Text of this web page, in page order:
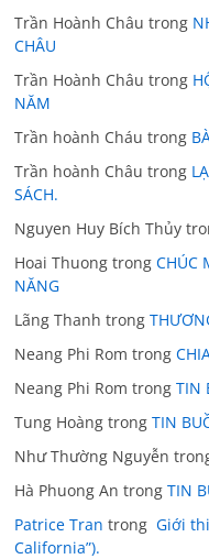
Trần Hoành Châu trong
CHÂU
Trần Hoành Châu trong
NĂM
Trần hoành Cháu trong
Trần hoành Châu trong
SÁCH.
Nguyen Huy Bích Thủy
Hoai Thuong trongCHÚC
NĂNG
Lãng Thanh trong
Neang Phi Rom trong
Neang Phi Rom trongTIN
Tung Hoàng trongTIN
Như Thường Nguyễn
Hà Phuong An trongTIN
Patrice Tran trong Giới
California”).